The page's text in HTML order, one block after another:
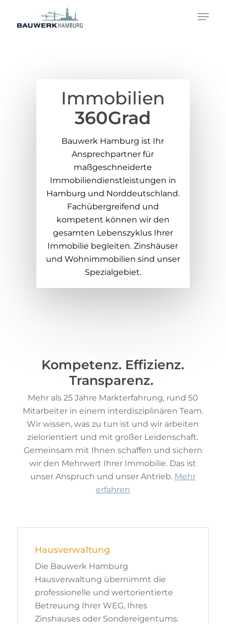
Hit enter to search or ESC to close
Immobilien
360Grad
Bauwerk Hamburg ist Ihr
Ansprechpartner für
maßgeschneiderte
Immobiliendienstleistungen in
Hamburg und Norddeutschland.
Fachübergreifend und
kompetent können wir den
gesamten Lebenszyklus Ihrer
Immobilie begleiten. Zinshäuser
und Wohnimmobilien sind unser
Spezialgebiet.
Kompetenz. Effizienz.
Transparenz.
Mehr als 25 Jahre Markterfahrung, rund 50
Mitarbeiter in einem interdisziplinären Team.
Wir wissen, was zu tun ist und wir arbeiten
zielorientiert und mit großer Leidenschaft.
Gemeinsam mit Ihnen schaffen und sichern
wir den Mehrwert Ihrer Immobilie. Das ist
unser Anspruch und unser Antrieb. Mehr
erfahren
Hausverwaltung
Die Bauwerk Hamburg
Hausverwaltung übernimmt die
professionelle und wertorientierte
Betreuung Ihrer WEG, Ihres
Zinshauses oder Sondereigentums.